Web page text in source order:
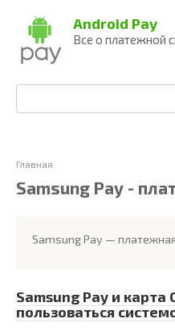
контенту
Android Pay
Все о платежной
Главная
Samsung Pay -
Samsung Pay —
Samsung Pay и карта
пользоваться